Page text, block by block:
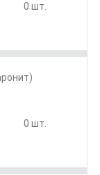
0 шт.
0 шт.